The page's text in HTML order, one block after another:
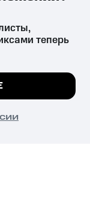
вред здоровью,
все
теперь